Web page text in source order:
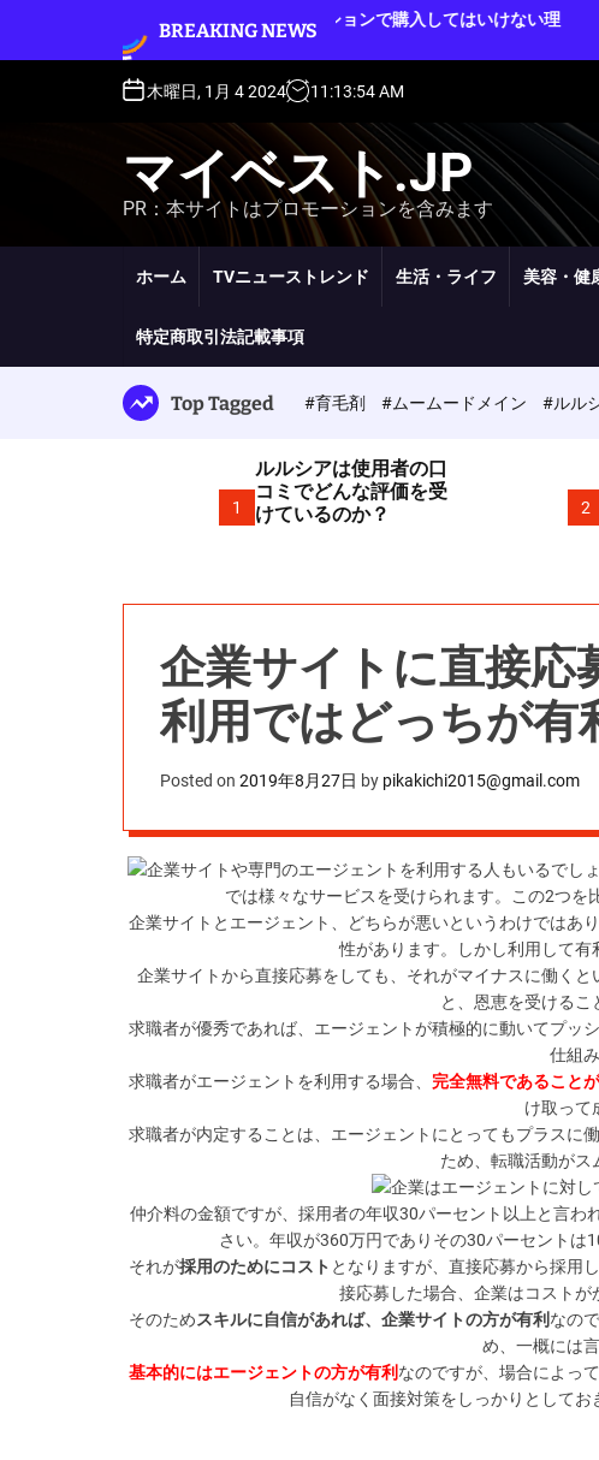
i
t
BREAKING NEWS
ルルシアをオークションで購入してはいけない理
ルルシ
木曜日, 1月 4 2024 11 :13:55AM
マイベスト.JP
PR：本サイトはプロモーションを含みます
ホーム TVニューストレンド 生活・ライフ 美容・健
特定商取引法記載事項
Top Tagged #育毛剤 #ムームードメイン #ルル
1
ルルシアは使用者の口
コミでどんな評価を受
けているのか？
2
企業サイトに直接応
利用ではどっちが有
Posted on 2019年8月27日 by pikakichi2015@gmail.com
企業サイトや専門のエージェントを利用する人もいるでし
では様々なサービスを受けられます。この2つを
企業サイトとエージェント、どちらが悪いというわけではあ
性があります。しかし利用して有
企業サイトから直接応募をしても、それがマイナスに働く
と、恩恵を受けるこ
求職者が優秀であれば、エージェントが積極的に動いてプッ
仕組み
求職者がエージェントを利用する場合、 完全無料であること
け取って
求職者が内定する ことは、エージェントにとってもプラスに
ため、転職活動がス
企業はエージェントに対し
仲介料の金額ですが、採用者の年収30パーセント以上と言
さい。年収が360万円でありその30パーセントは
それが採用のためにコスト となりますが、直接応募から採用
接応募した場合、企業はコストが
そのためスキルに自信があれば、企業サイトの方が有利 なの
め、一概には
基本的にはエージェントの方が有利 なのですが、場合によっ
自信がなく面接対策をしっかりとしてお